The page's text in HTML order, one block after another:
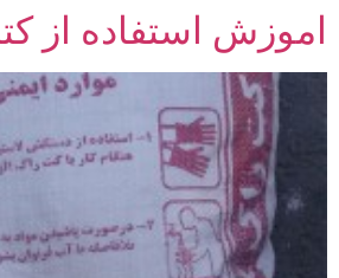
اموزش استفاده از